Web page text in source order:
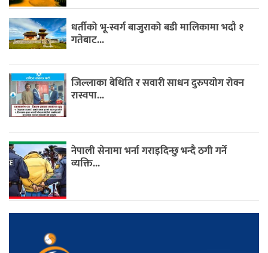
धर्तीको भू-स्वर्ग बाजुराको बडी मालिकामा भदौ १
गतेबाट...
जिल्लाका बेथिति र सवारी साधन दुरुपयोग रोक्न
रास्वपा...
नेपाली सेनामा भर्ना गराइदिन्छु भन्दै ठगी गर्ने
व्यक्ति...